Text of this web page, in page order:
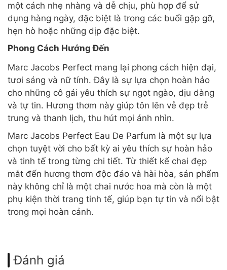
một cách nhẹ nhàng và dễ chịu, phù hợp để sử
dụng hàng ngày, đặc biệt là trong các buổi gặp gỡ,
hẹn hò hoặc những dịp đặc biệt.
Phong Cách Hướng Đến
Marc Jacobs Perfect mang lại phong cách hiện đại,
tươi sáng và nữ tính. Đây là sự lựa chọn hoàn hảo
cho những cô gái yêu thích sự ngọt ngào, dịu dàng
và tự tin. Hương thơm này giúp tôn lên vẻ đẹp trẻ
trung và thanh lịch, thu hút mọi ánh nhìn.
Marc Jacobs Perfect Eau De Parfum là một sự lựa
chọn tuyệt vời cho bất kỳ ai yêu thích sự hoàn hảo
và tinh tế trong từng chi tiết. Từ thiết kế chai đẹp
mắt đến hương thơm độc đáo và hài hòa, sản phẩm
này không chỉ là một chai nước hoa mà còn là một
phụ kiện thời trang tinh tế, giúp bạn tự tin và nổi bật
trong mọi hoàn cảnh.
Đánh giá